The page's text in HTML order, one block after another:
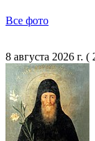
Все фото
8 августа 2026 г. (